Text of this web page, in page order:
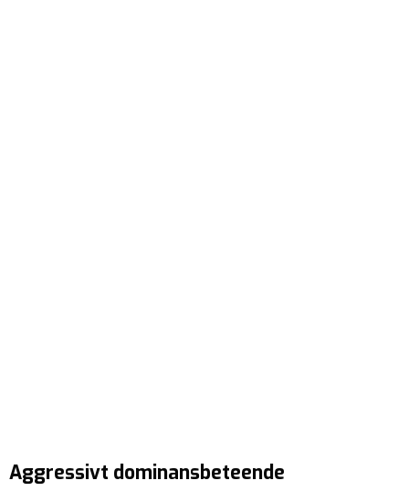
Aggressivt dominansbeteende